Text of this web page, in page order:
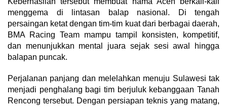
menggema di lintasan balap nasional. Di tengah
persaingan ketat dengan tim-tim kuat dari berbagai daerah,
BMA Racing Team mampu tampil konsisten, kompetitif,
dan menunjukkan mental juara sejak sesi awal hingga
balapan puncak.
Perjalanan panjang dan melelahkan menuju Sulawesi tak
menjadi penghalang bagi tim berjuluk kebanggaan Tanah
Rencong tersebut. Dengan persiapan teknis yang matang,